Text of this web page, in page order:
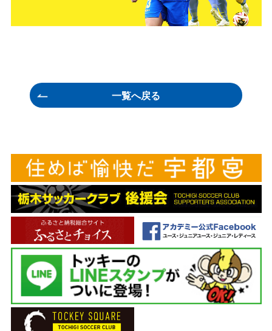
一覧へ戻る